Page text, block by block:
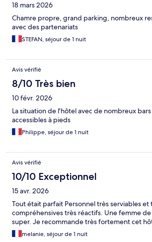
18 mars 2026
Chamre propre, grand parking, nombreux
avec des partenariats
STEFAN, séjour de 1 nuit
Avis vérifié
8/10 Très bien
10 févr. 2026
La situation de l'hôtel avec de nombreux
accessibles à pieds
Philippe, séjour de 1 nuit
Avis vérifié
10/10 Exceptionnel
15 avr. 2026
Tout était parfait Personnel très serviables et
compréhensives très réactifs. Une femme
super. Je recommande très fortement cet
melanie, séjour de 1 nuit